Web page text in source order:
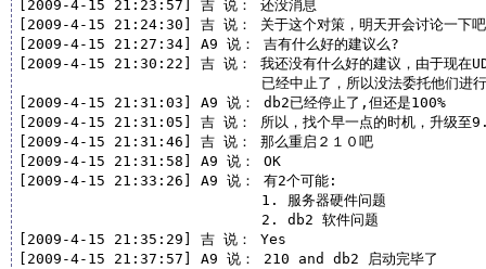
[2009-4-15 21:23:57] 吉 说： 还没消息
[2009-4-15 21:24:30] 吉 说： 关于这个对策，明天开会讨论一下吧
[2009-4-15 21:27:34] A9 说： 吉有什么好的建议么?
[2009-4-15 21:30:22] 吉 说： 我还没有什么好的建议，由于现在
已经中止了，所以没法委托他们进
[2009-4-15 21:31:03] A9 说： db2已经停止了,但还是100%
[2009-4-15 21:31:05] 吉 说： 所以，找个早一点的时机，升级至
[2009-4-15 21:31:46] 吉 说： 那么重启２１０吧
[2009-4-15 21:31:58] A9 说： OK
[2009-4-15 21:33:26] A9 说： 有2个可能:
                            1. 服务器硬件问题
                            2. db2 软件问题
[2009-4-15 21:35:29] 吉 说： Yes
[2009-4-15 21:37:57] A9 说： 210 and db2 启动完毕了